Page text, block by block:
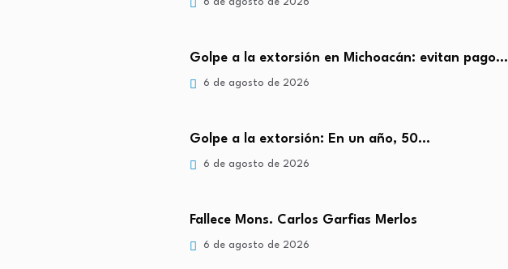
Golpe a la extorsión en Michoacán: evitan pago…
6 de agosto de 2026
Golpe a la extorsión: En un año, 50…
6 de agosto de 2026
Fallece Mons. Carlos Garfias Merlos
6 de agosto de 2026